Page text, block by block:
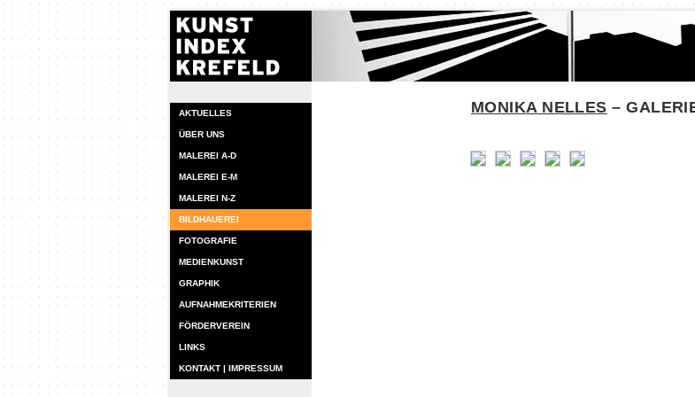
AKTUELLES
ÜBER UNS
MALEREI A-D
MALEREI E-M
MALEREI N-Z
BILDHAUEREI
FOTOGRAFIE
MEDIENKUNST
GRAPHIK
AUFNAHMEKRITERIEN
FÖRDERVEREIN
LINKS
KONTAKT | IMPRESSUM
MONIKA NELLES –